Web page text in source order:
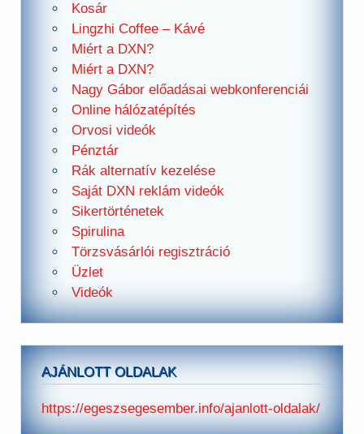
Kosár
Lingzhi Coffee – Kávé
Miért a DXN?
Miért a DXN?
Nagy Gábor előadásai webkonferenciái
Online hálózatépítés
Orvosi videók
Pénztár
Rák alternatív kezelése
Saját DXN reklám videók
Sikertörténetek
Spirulina
Törzsvásárlói regisztráció
Üzlet
Videók
AJÁNLOTT OLDALAK
https://egeszsegesember.info/ajanlott-oldalak/